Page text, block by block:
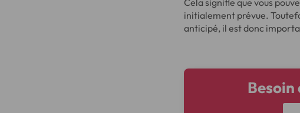
Cela signifie que vous
initialement prévue.
anticipé, il est donc
Besoin